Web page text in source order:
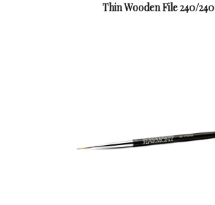
Thin Wooden File 240/240